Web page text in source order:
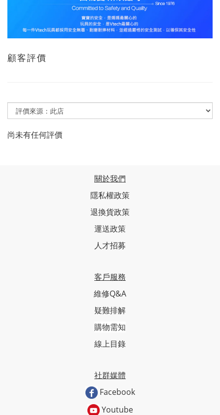
顧客評價
尚未有任何評價
關於我們
隱私權政策
退換貨政策
運送政策
人才招募
客戶服務
維修Q&A
疑難排解
購物需知
線上目錄
社群媒體
Facebook
Youtube